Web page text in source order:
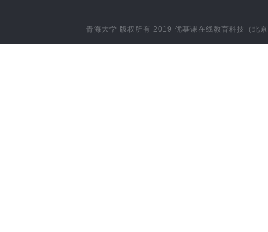
青海大学 版权所有 2019优慕课在线教育科技（北